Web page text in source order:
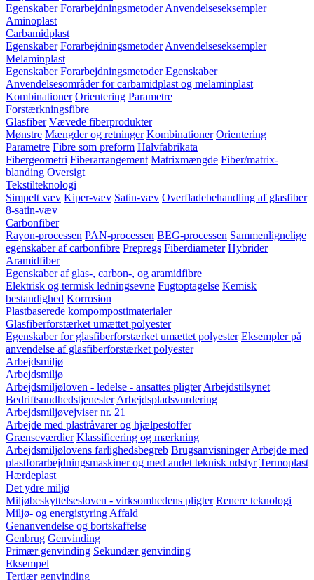
Egenskaber Forarbejdningsmetoder Anvendelseseksempler
Aminoplast
Carbamidplast
Egenskaber Forarbejdningsmetoder Anvendelseseksempler
Melaminplast
Egenskaber Forarbejdningsmetoder Egenskaber
Anvendelsesområder for carbamidplast og melaminplast
Kombinationer Orientering Parametre
Forstærkningsfibre
Glasfiber Vævede fiberprodukter
Mønstre Mængder og retninger Kombinationer Orientering
Parametre Fibre som preform Halvfabrikata
Fibergeometri Fiberarrangement Matrixmængde Fiber/matrix-
blanding Oversigt
Tekstilteknologi
Simpelt væv Kiper-væv Satin-væv Overfladebehandling af glasfiber
8-satin-væv
Carbonfiber
Rayon-processen PAN-processen BEG-processen Sammenlignelige
egenskaber af carbonfibre Prepregs Fiberdiameter Hybrider
Aramidfiber
Egenskaber af glas-, carbon-, og aramidfibre
Elektrisk og termisk ledningsevne Fugtoptagelse Kemisk
bestandighed Korrosion
Plastbaserede kompompostimaterialer
Glasfiberforstærket umættet polyester
Egenskaber for glasfiberforstærket umættet polyester Eksempler på
anvendelse af glasfiberforstærket polyester
Arbejdsmiljø
Arbejdsmiljø
Arbejdsmiljøloven - ledelse - ansattes pligter Arbejdstilsynet
Bedriftsundhedstjenester Arbejdspladsvurdering
Arbejdsmiljøvejviser nr. 21
Arbejde med plastråvarer og hjælpestoffer
Grænseværdier Klassificering og mærkning
Arbejdsmiljølovens farlighedsbegreb Brugsanvisninger Arbejde med
plastforarbejdningsmaskiner og med andet teknisk udstyr Termoplast
Hærdeplast
Det ydre miljø
Miljøbeskyttelsesloven - virksomhedens pligter Renere teknologi
Miljø- og energistyring Affald
Genanvendelse og bortskaffelse
Genbrug Genvinding
Primær genvinding Sekundær genvinding
Eksempel
Tertiær genvinding